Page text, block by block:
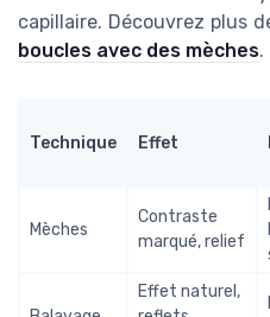
capillaire. Découvrez plus
boucles avec des mèches.
Technique Effet
Mèches
Contraste
marqué, relief
Effet naturel,